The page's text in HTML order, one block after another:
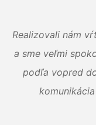
Realizovali nám
a sme veľmi
podľa vopred